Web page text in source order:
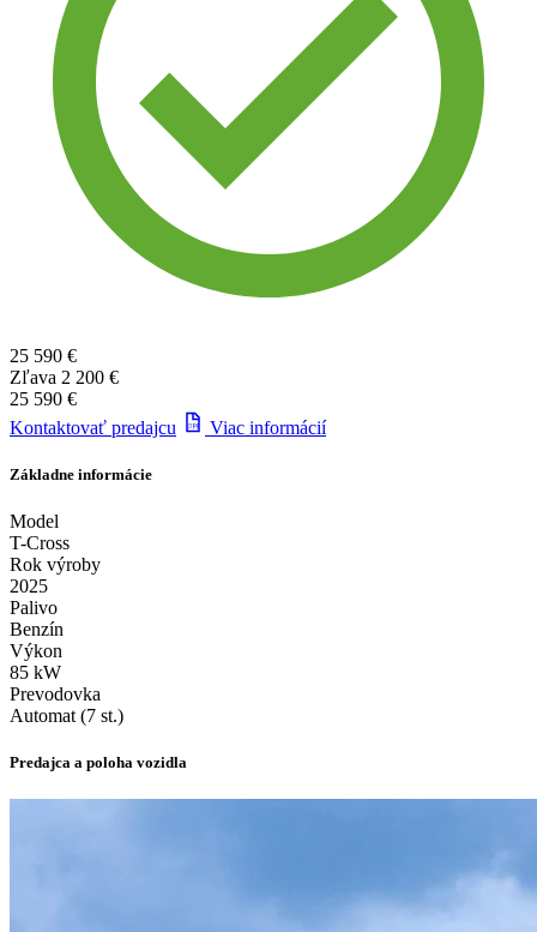
25 590 €
Zľava 2 200 €
25 590 €
Kontaktovať predajcu
Viac informácií
Základne informácie
Model
T-Cross
Rok výroby
2025
Palivo
Benzín
Výkon
85 kW
Prevodovka
Automat (7 st.)
Predajca a poloha vozidla